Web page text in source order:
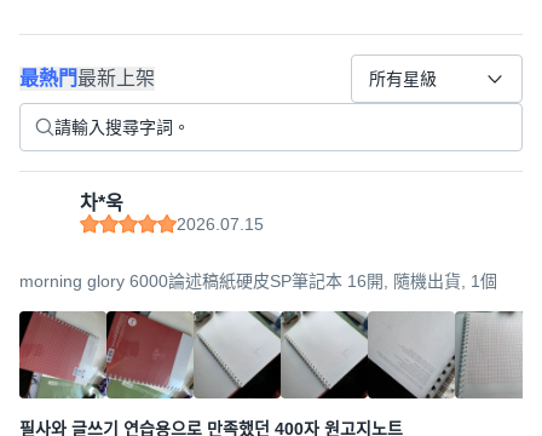
最熱門最新上架 所有星級
차*욱
2026.07.15
morning glory 6000論述稿紙硬皮SP筆記本 16開, 隨機出貨, 1個
필사와 글쓰기 연습용으로 만족했던 400자 원고지노트